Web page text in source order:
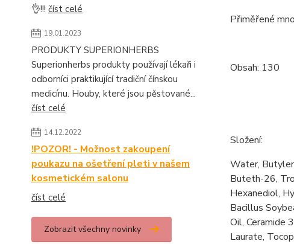
👌!!! číst celé
19.01.2023
PRODUKTY SUPERIONHERBS
Superionherbs produkty používají lékaři i
odborníci praktikující tradiční čínskou
medicínu. Houby, které jsou pěstované...
číst celé
14.12.2022
!POZOR! - Možnost zakoupení
poukazu na ošetření pleti v našem
kosmetickém salonu
číst celé
Zobrazit všechny novinky
Přiměřené
Obsah: 130
Složení:
Water,
Buteth-26,
Hexanediol,
Bacillus
Oil, Ceramide
Laurate,